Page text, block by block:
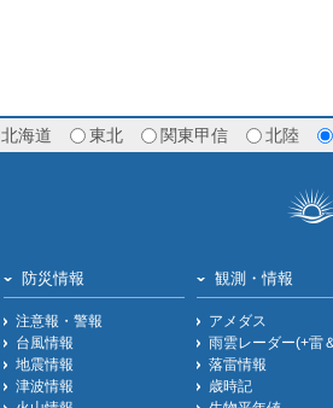
北海道 東北 関東甲信 北陸
防災情報
注意報・警報
台風情報
地震情報
津波情報
観測・情報
アメダス
雨雲レーダー(+雷
落雷情報
歳時記